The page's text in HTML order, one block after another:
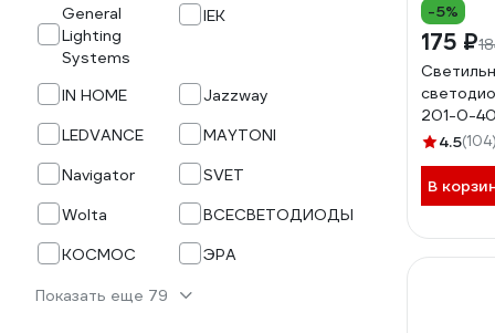
General
Lighting
Systems
IEK
IN HOME
Jazzway
LEDVANCE
MAYTONI
Navigator
SVET
Wolta
ВСЕСВЕТОДИОДЫ
КОСМОС
ЭРА
Показать еще 79
-5%
175 ₽
201-0-
4000К
4.5(104)
В